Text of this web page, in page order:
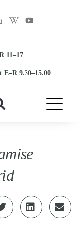
W
i
e
a
Y
o
11–17
E–R 9.30–15.00